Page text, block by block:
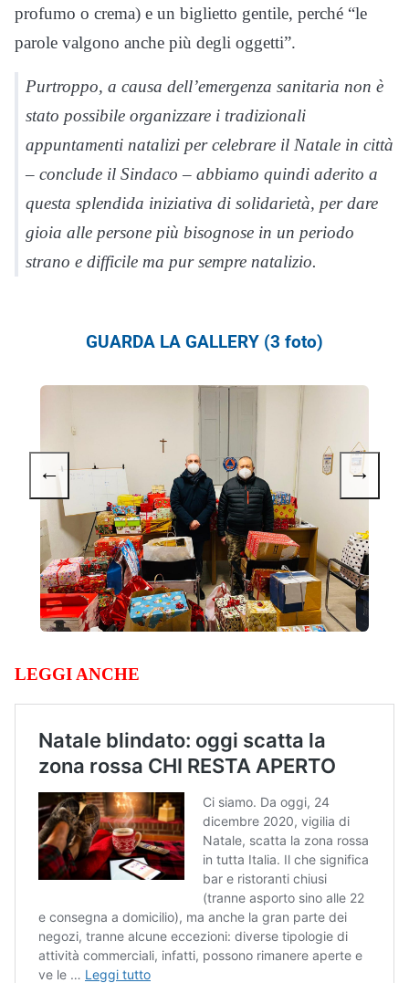
profumo o crema) e un biglietto gentile, perché “le
parole valgono anche più degli oggetti”.
Purtroppo, a causa dell’emergenza sanitaria non è
stato possibile organizzare i tradizionali
appuntamenti natalizi per celebrare il Natale in città
– conclude il Sindaco – abbiamo quindi aderito a
questa splendida iniziativa di solidarietà, per dare
gioia alle persone più bisognose in un periodo
strano e difficile ma pur sempre natalizio.
GUARDA LA GALLERY (3 foto)
← →
LEGGI ANCHE